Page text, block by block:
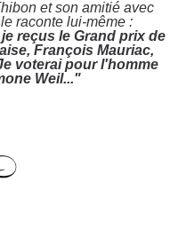
et son amitié avec
raconte lui-même :
reçus le Grand prix de
François Mauriac,
voterai pour l'homme
Weil..."